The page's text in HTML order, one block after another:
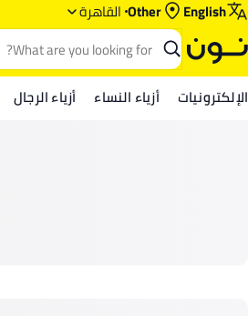
English
Other القاهرة
الإلكترونيات أزياء النساء أزياء الرجال